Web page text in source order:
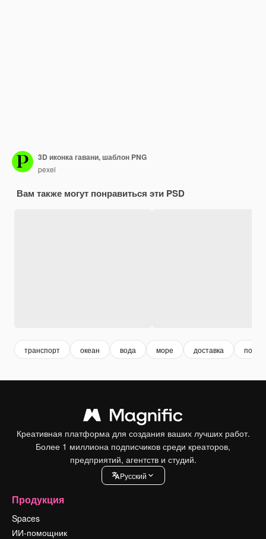
3D иконка гавани, шаблон PNG
pexel
Вам также могут понравиться эти PSD
транспорт океан вода море доставка порт
Креативная платформа для создания ваших лучших работ.
Более 1 миллиона подписчиков среди креаторов,
предприятий, агентств и студий.
Pусский
Продукция
Spaces
ИИ-помощник